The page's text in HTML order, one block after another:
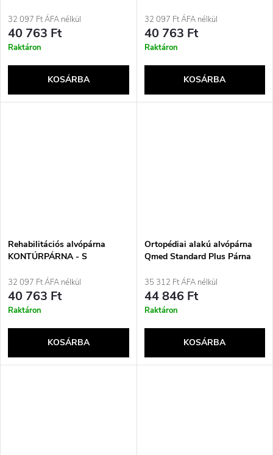
32 097 Ft ÁFA nélkül
40 763 Ft
Raktáron
KOSÁRBA
32 097 Ft ÁFA nélkül
40 763 Ft
Raktáron
KOSÁRBA
Rehabilitációs alvópárna
KONTÚRPÁRNA - S
32 097 Ft ÁFA nélkül
40 763 Ft
Raktáron
KOSÁRBA
Ortopédiai alakú alvópárna
Qmed Standard Plus Párna
35 312 Ft ÁFA nélkül
44 846 Ft
Raktáron
KOSÁRBA